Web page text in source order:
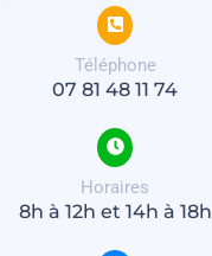
Téléphone
07 81 48 11 74
Horaires
8h à 12h et 14h à 18h